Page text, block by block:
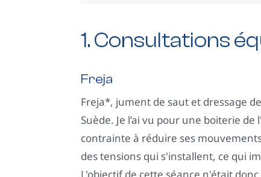
1. Consultations
Freja
Freja*, jument de saut et dressage
Suède. Je l’ai vu pour une boiterie
contrainte à réduire ses
des tensions qui s'installent, ce qui